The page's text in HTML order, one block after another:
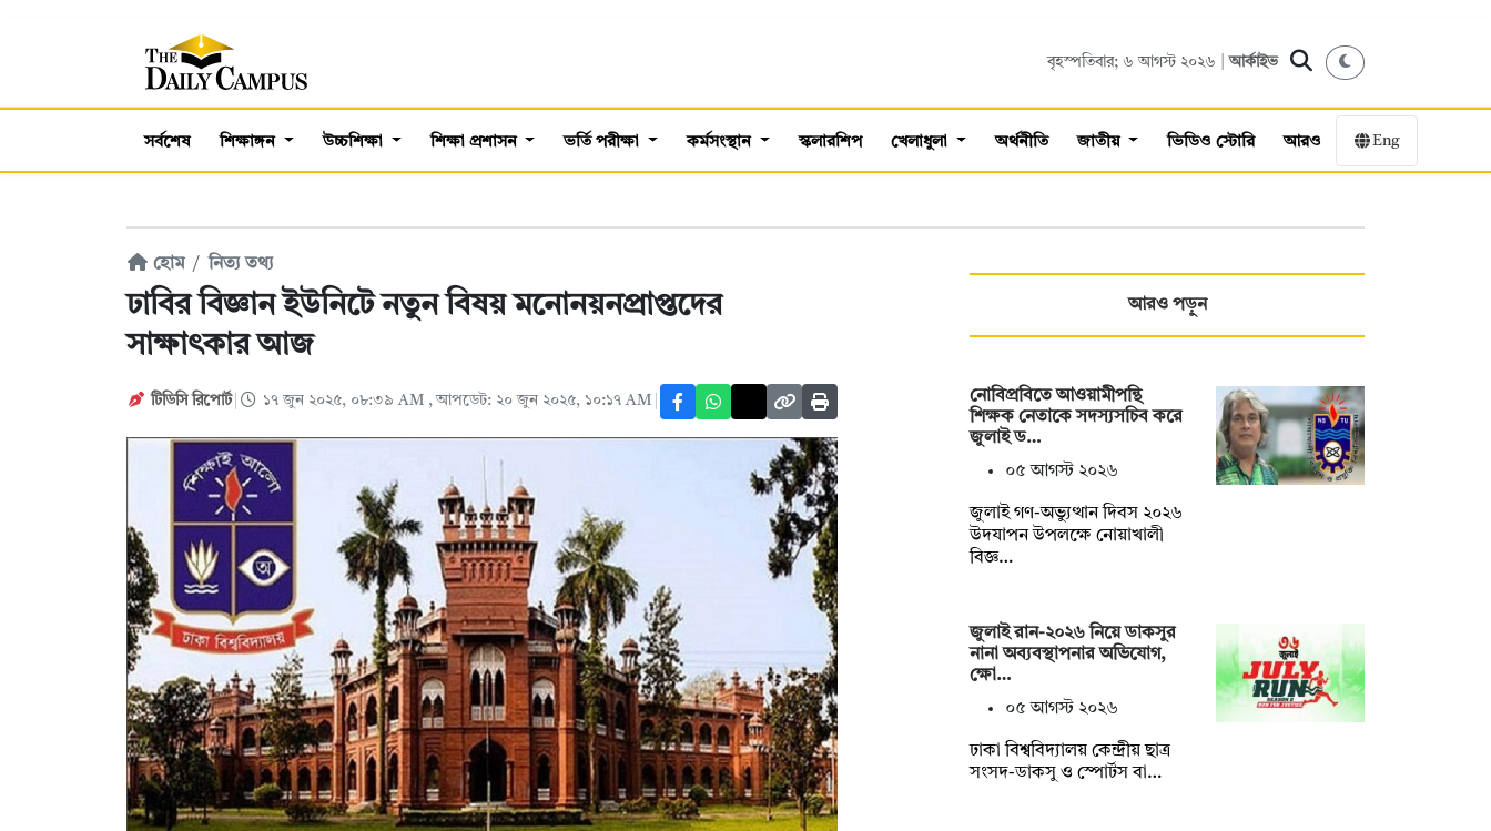
বৃহস্পতিবার; ৬ আগস্ট ২০২৬ |আর্কাইভ
সর্বশেষ শিক্ষাঙ্গন উচ্চশিক্ষা শিক্ষা প্রশাসন ভর্তি পরীক্ষা কর্মসংস্থান স্কলারশিপ খেলাধুলা অর্থনীতি জাতীয় ভিডিও স্টোরি আরও Eng
হোম নিত্য তথ্য
ঢাবির বিজ্ঞান ইউনিটে নতুন বিষয় মনোনয়নপ্রাপ্তদের
সাক্ষাৎকার আজ
টিডিসি রিপোর্ট ১৭ জুন ২০২৫, ০৮:৩৯ AM , আপডেট: ২০ জুন ২০২৫, ১০:১৭ AM
আরও পড়ুন
নোবিপ্রবিতে আওয়ামীপন্থি
শিক্ষক নেতাকে সদস্যসচিব করে
জুলাই ড…
০৫ আগস্ট ২০২৬
জুলাই গণ-অভ্যুত্থান দিবস ২০২৬
উদযাপন উপলক্ষে নোয়াখালী
বিজ্ঞ…
জুলাই রান-২০২৬ নিয়ে ডাকসুর
নানা অব্যবস্থাপনার অভিযোগ,
ক্ষো…
০৫ আগস্ট ২০২৬
ঢাকা বিশ্ববিদ্যালয় কেন্দ্রীয় ছাত্র
সংসদ-ডাকসু ও স্পোর্টস বা…